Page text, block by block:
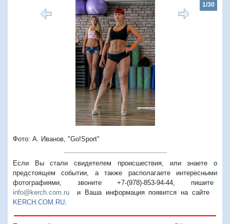
1/30
Фото: А. Иванов, "Go!Sport"
Если Вы стали свидетелем происшествия, или знаете о
предстоящем событии, а также располагаете интересными
фотографиями, звоните +7-(978)-853-94-44, пишите
info@kerch.com.ru и Ваша информация появится на сайте
KERCH.COM.RU.